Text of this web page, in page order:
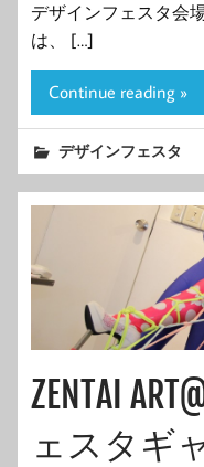
デザインフェスタ会
は、 […]
Continue reading »
デザインフェスタ
ZENTAI
ェスタギ